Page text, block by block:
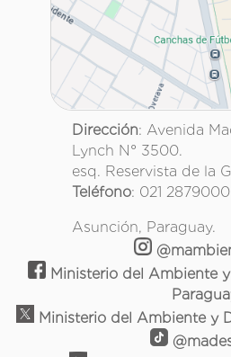
Dirección: Avenida
Lynch N° 3500.
esq. Reservista de la
Teléfono: 021 2879000
Asunción, Paraguay.
Ministerio del Ambiente
Ministerio del Ambiente y